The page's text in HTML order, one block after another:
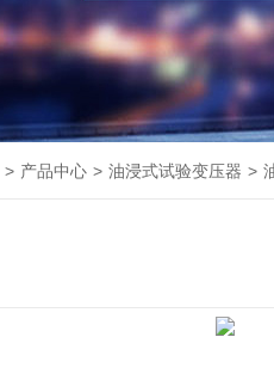
> 产品中心 > 油浸式试验变压器 >